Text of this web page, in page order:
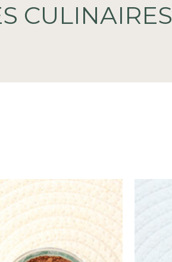
CULINAIRES